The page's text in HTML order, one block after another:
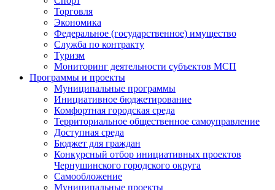
Торговля
Экономика
Федеральное (государственное) имущество
Служба по контракту
Туризм
Мониторинг деятельности субъектов МСП
Программы и проекты
Муниципальные программы
Инициативное бюджетирование
Комфортная городская среда
Территориальное общественное самоуправление
Доступная среда
Бюджет для граждан
Конкурсный отбор инициативных проектов
Чернушинского городского округа
Самообложение
Муниципальные проекты